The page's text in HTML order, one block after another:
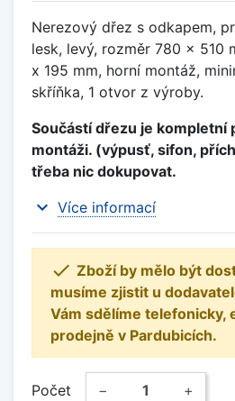
Nerezový dřez s odkapem,
lesk, levý, rozměr 780 x 510
x 195 mm, horní montáž,
skříňka, 1 otvor z výroby.
Součástí dřezu je kompletní
montáži. (výpusť, sifon,
třeba nic dokupovat.
expand_more Více informací
 Zboží by mělo být
musíme zjistit u
Vám sdělíme telefonicky,
prodejně v Pardubicích.
Počet − +